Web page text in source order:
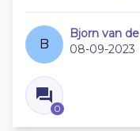
B
Bjorn van
08-09-2023
0